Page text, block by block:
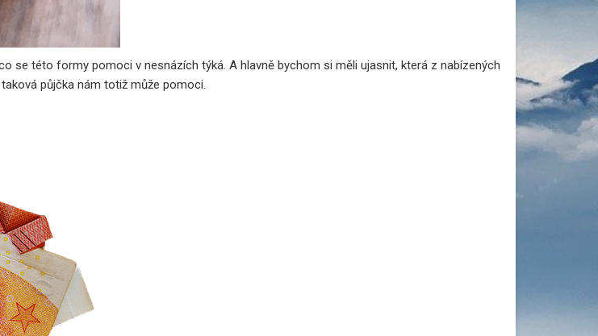
se této formy pomoci v nesnázích týká. A hlavně bychom si měli ujasnit, která z nabízených
půjčka nám totiž může pomoci.